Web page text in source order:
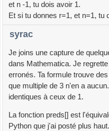
et n -1, tu dois avoir 1.
Et si tu donnes r=1, et n=1, tu
syrac
Je joins une capture de
dans Mathematica. Je
erronés. Ta formule trouve
que multiple de 3 n'en a
identiques à ceux de 1.
La fonction preds[] est
Python que j'ai posté plus